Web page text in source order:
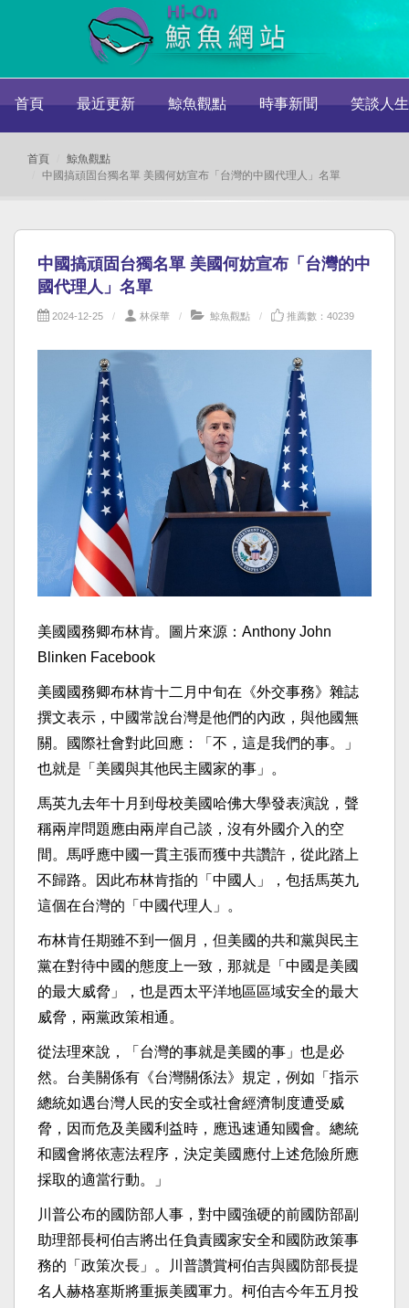
首頁 最近更新 鯨魚觀點 時事新聞 笑談人生
首頁
鯨魚觀點
中國搞頑固台獨名單 美國何妨宣布「台灣的中國代理人」名單
中國搞頑固台獨名單 美國何妨宣布「台灣的中
國代理人」名單
2024-12-25 林保華 鯨魚觀點 推薦數：40239
美國國務卿布林肯。圖片來源：Anthony John
Blinken Facebook
美國國務卿布林肯十二月中旬在《外交事務》雜誌
撰文表示，中國常說台灣是他們的內政，與他國無
關。國際社會對此回應：「不，這是我們的事。」
也就是「美國與其他民主國家的事」。
馬英九去年十月到母校美國哈佛大學發表演說，聲
稱兩岸問題應由兩岸自己談，沒有外國介入的空
間。馬呼應中國一貫主張而獲中共讚許，從此踏上
不歸路。因此布林肯指的「中國人」，包括馬英九
這個在台灣的「中國代理人」。
布林肯任期雖不到一個月，但美國的共和黨與民主
黨在對待中國的態度上一致，那就是「中國是美國
的最大威脅」，也是西太平洋地區區域安全的最大
威脅，兩黨政策相通。
從法理來說，「台灣的事就是美國的事」也是必
然。台美關係有《台灣關係法》規定，例如「指示
總統如遇台灣人民的安全或社會經濟制度遭受威
脅，因而危及美國利益時，應迅速通知國會。總統
和國會將依憲法程序，決定美國應付上述危險所應
採取的適當行動。」
川普公布的國防部人事，對中國強硬的前國防部副
助理部長柯伯吉將出任負責國家安全和國防政策事
務的「政策次長」。川普讚賞柯伯吉與國防部長提
名人赫格塞斯將重振美國軍力。柯伯吉今年五月投